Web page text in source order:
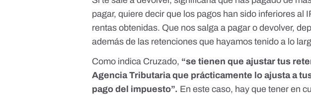
pagar, quiere decir que los pagos han sido inferiores al
rentas obtenidas. Que nos salga a pagar o devolver,
además de las retenciones que hayamos tenido a lo
Como indica Cruzado, “se tienen que ajustar tus
Agencia Tributaria que prácticamente lo ajusta a
pago del impuesto”. En este caso, hay que tener en